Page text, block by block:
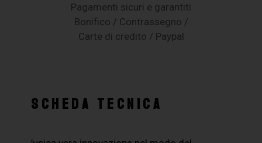
Pagamenti sicuri e garantiti
Bonifico / Contrassegno /
Carte di credito / Paypal
SCHEDA TECNICA